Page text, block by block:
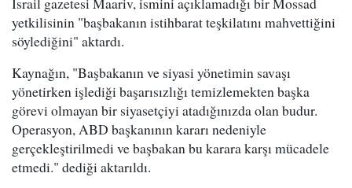
yetkilisinin "başbakanın istihbarat teşkilatını mahvettiğini
söylediğini" aktardı.
Kaynağın, "Başbakanın ve siyasi yönetimin savaşı
yönetirken işlediği başarısızlığı temizlemekten başka
görevi olmayan bir siyasetçiyi atadığınızda olan budur.
Operasyon, ABD başkanının kararı nedeniyle
gerçekleştirilmedi ve başbakan bu karara karşı mücadele
etmedi." dediği aktarıldı.